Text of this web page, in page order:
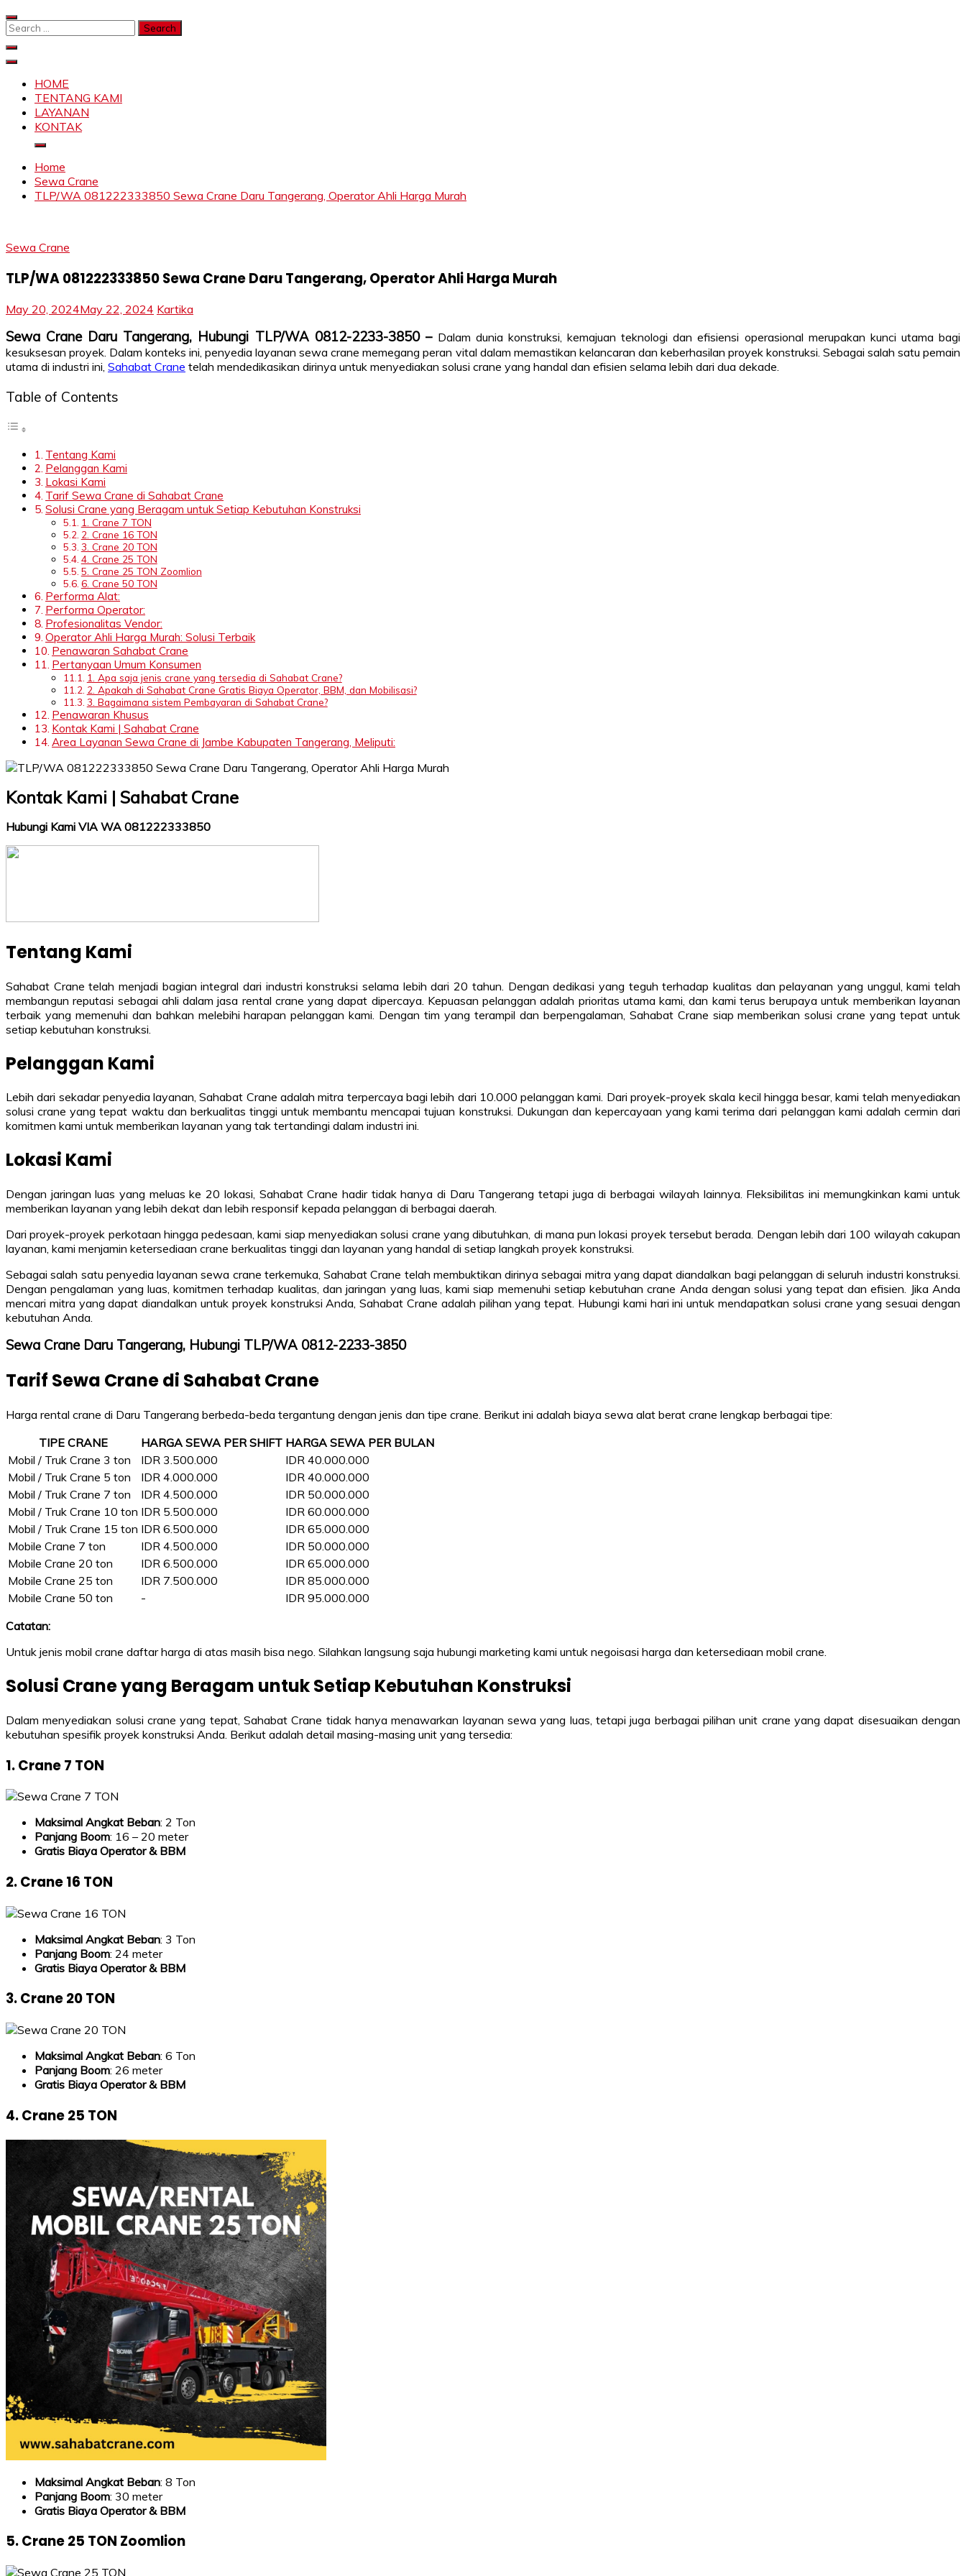
Skip
to
Search
HOME
TENTANG KAMI
LAYANAN
KONTAK
Home
Sewa Crane
TLP/WA 081222333850 Sewa Crane Daru Tangerang, Operator Ahli Harga Murah
Sewa Crane
TLP/WA 081222333850 Sewa Crane Daru Tangerang, Operator Ahli Harga Murah
May 20, 2024May 22, 2024 Kartika
Sewa Crane Daru Tangerang, Hubungi TLP/WA 0812-2233-3850 – Dalam dunia konstruksi, kemajuan teknologi dan efisiensi operasional merupakan kunci utama bagi
kesuksesan proyek. Dalam konteks ini, penyedia layanan sewa crane memegang peran vital dalam memastikan kelancaran dan keberhasilan proyek konstruksi. Sebagai salah satu pemain
utama di industri ini, Sahabat Crane telah mendedikasikan dirinya untuk menyediakan solusi crane yang handal dan efisien selama lebih dari dua dekade.
Table of Contents
Tentang Kami
Pelanggan Kami
Lokasi Kami
Tarif Sewa Crane di Sahabat Crane
Solusi Crane yang Beragam untuk Setiap Kebutuhan Konstruksi
1. Crane 7 TON
2. Crane 16 TON
3. Crane 20 TON
4. Crane 25 TON
5. Crane 25 TON Zoomlion
6. Crane 50 TON
Performa Alat:
Performa Operator:
Profesionalitas Vendor:
Operator Ahli Harga Murah: Solusi Terbaik
Penawaran Sahabat Crane
Pertanyaan Umum Konsumen
1. Apa saja jenis crane yang tersedia di Sahabat Crane?
2. Apakah di Sahabat Crane Gratis Biaya Operator, BBM, dan Mobilisasi?
3. Bagaimana sistem Pembayaran di Sahabat Crane?
Penawaran Khusus
Kontak Kami | Sahabat Crane
Area Layanan Sewa Crane di Jambe Kabupaten Tangerang, Meliputi:
Kontak Kami | Sahabat Crane
Hubungi Kami VIA WA 081222333850
Tentang Kami
Sahabat Crane telah menjadi bagian integral dari industri konstruksi selama lebih dari 20 tahun. Dengan dedikasi yang teguh terhadap kualitas dan pelayanan yang unggul, kami telah
membangun reputasi sebagai ahli dalam jasa rental crane yang dapat dipercaya. Kepuasan pelanggan adalah prioritas utama kami, dan kami terus berupaya untuk memberikan layanan
terbaik yang memenuhi dan bahkan melebihi harapan pelanggan kami. Dengan tim yang terampil dan berpengalaman, Sahabat Crane siap memberikan solusi crane yang tepat untuk
setiap kebutuhan konstruksi.
Pelanggan Kami
Lebih dari sekadar penyedia layanan, Sahabat Crane adalah mitra terpercaya bagi lebih dari 10.000 pelanggan kami. Dari proyek-proyek skala kecil hingga besar, kami telah menyediakan
solusi crane yang tepat waktu dan berkualitas tinggi untuk membantu mencapai tujuan konstruksi. Dukungan dan kepercayaan yang kami terima dari pelanggan kami adalah cermin dari
komitmen kami untuk memberikan layanan yang tak tertandingi dalam industri ini.
Lokasi Kami
Dengan jaringan luas yang meluas ke 20 lokasi, Sahabat Crane hadir tidak hanya di Daru Tangerang tetapi juga di berbagai wilayah lainnya. Fleksibilitas ini memungkinkan kami untuk
memberikan layanan yang lebih dekat dan lebih responsif kepada pelanggan di berbagai daerah.
Dari proyek-proyek perkotaan hingga pedesaan, kami siap menyediakan solusi crane yang dibutuhkan, di mana pun lokasi proyek tersebut berada. Dengan lebih dari 100 wilayah cakupan
layanan, kami menjamin ketersediaan crane berkualitas tinggi dan layanan yang handal di setiap langkah proyek konstruksi.
Sebagai salah satu penyedia layanan sewa crane terkemuka, Sahabat Crane telah membuktikan dirinya sebagai mitra yang dapat diandalkan bagi pelanggan di seluruh industri konstruksi.
Dengan pengalaman yang luas, komitmen terhadap kualitas, dan jaringan yang luas, kami siap memenuhi setiap kebutuhan crane Anda dengan solusi yang tepat dan efisien. Jika Anda
mencari mitra yang dapat diandalkan untuk proyek konstruksi Anda, Sahabat Crane adalah pilihan yang tepat. Hubungi kami hari ini untuk mendapatkan solusi crane yang sesuai dengan
kebutuhan Anda.
Sewa Crane Daru Tangerang, Hubungi TLP/WA 0812-2233-3850
Tarif Sewa Crane di Sahabat Crane
Harga rental crane di Daru Tangerang berbeda-beda tergantung dengan jenis dan tipe crane. Berikut ini adalah biaya sewa alat berat crane lengkap berbagai tipe:
TIPE CRANE
HARGA SEWA PER SHIFT HARGA SEWA PER BULAN
Mobil / Truk Crane 3 ton
IDR 3.500.000
IDR 40.000.000
Mobil / Truk Crane 5 ton
IDR 4.000.000
IDR 40.000.000
Mobil / Truk Crane 7 ton
IDR 4.500.000
IDR 50.000.000
Mobil / Truk Crane 10 ton IDR 5.500.000
IDR 60.000.000
Mobil / Truk Crane 15 ton IDR 6.500.000
IDR 65.000.000
Mobile Crane 7 ton
IDR 4.500.000
IDR 50.000.000
Mobile Crane 20 ton
IDR 6.500.000
IDR 65.000.000
Mobile Crane 25 ton
IDR 7.500.000
IDR 85.000.000
Mobile Crane 50 ton
-
IDR 95.000.000
Catatan:
Untuk jenis mobil crane daftar harga di atas masih bisa nego. Silahkan langsung saja hubungi marketing kami untuk negoisasi harga dan ketersediaan mobil crane.
Solusi Crane yang Beragam untuk Setiap Kebutuhan Konstruksi
Dalam menyediakan solusi crane yang tepat, Sahabat Crane tidak hanya menawarkan layanan sewa yang luas, tetapi juga berbagai pilihan unit crane yang dapat disesuaikan dengan
kebutuhan spesifik proyek konstruksi Anda. Berikut adalah detail masing-masing unit yang tersedia:
1. Crane 7 TON
Maksimal Angkat Beban: 2 Ton
Panjang Boom: 16 – 20 meter
Gratis Biaya Operator & BBM
2. Crane 16 TON
Maksimal Angkat Beban: 3 Ton
Panjang Boom: 24 meter
Gratis Biaya Operator & BBM
3. Crane 20 TON
Maksimal Angkat Beban: 6 Ton
Panjang Boom: 26 meter
Gratis Biaya Operator & BBM
4. Crane 25 TON
Maksimal Angkat Beban: 8 Ton
Panjang Boom: 30 meter
Gratis Biaya Operator & BBM
5. Crane 25 TON Zoomlion